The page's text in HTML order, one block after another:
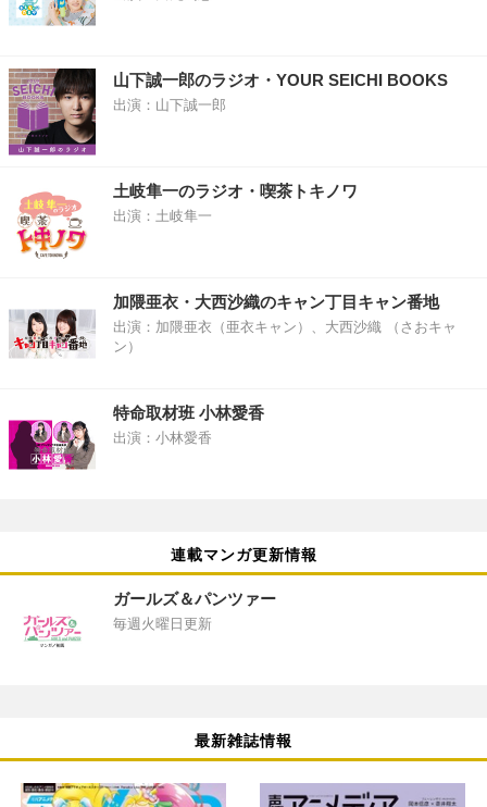
山下誠一郎のラジオ・YOUR SEICHI BOOKS
出演：山下誠一郎
土岐隼一のラジオ・喫茶トキノワ
出演：土岐隼一
加隈亜衣・大西沙織のキャン丁目キャン番地
出演：加隈亜衣（亜衣キャン）、大西沙織 （さおキャ
ン）
特命取材班 小林愛香
出演：小林愛香
連載マンガ更新情報
ガールズ＆パンツァー
毎週火曜日更新
最新雑誌情報